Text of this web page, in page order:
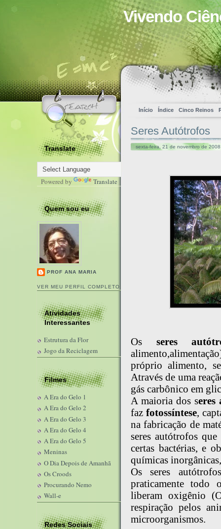
Vivendo
Início Índice Cinco Reinos
Translate
Powered by Translate
Quem sou eu
PROF ANA MARIA
VER MEU PERFIL COMPLETO
Atividades
Interessantes
Estrutura da Flor
Jogo da Reciclagem
Filmes
A Era do Gelo 1
A Era do Gelo 2
A Era do Gelo 3
A Era do Gelo 4
A Era do Gelo 5
Meninas
O Dia Depois de Amanhã
Os Croods
Procurando Nemo
Wall-e
Redes Sociais
Seres Autótrofos
sexta-feira, 21 de novembro de
Os seres
próprio alimento,
Através de uma
gás carbônico em
A maioria dos seres
faz fotossíntese,
na fabricação de
seres autótrofos
certas bactérias, e
químicas
Os seres
praticamente todo
liberam oxigênio
respiração pelos
microorganismos.